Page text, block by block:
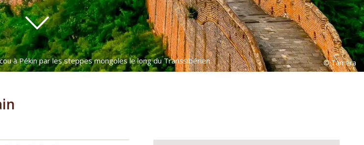
à Pékin par les steppes mongoles le long du Transsibérien